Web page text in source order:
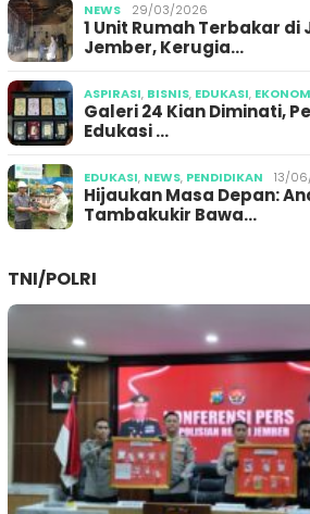
NEWS 29/03/2026
1 Unit Rumah Terbakar
Jember, Kerugia…
ASPIRASI, BISNIS, EDUKASI,
Galeri 24 Kian Diminati,
Edukasi …
EDUKASI, NEWS, PENDIDIKAN 13/
Hijaukan Masa Depan:
Tambakukir Bawa…
TNI/POLRI